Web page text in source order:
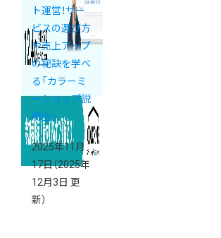
ト運営！サー
ビスの選び方
や売上アップ
の秘訣を学べ
る「カラーミ
ーショップ説
明会」
2025年11月
17日（2025年
12月3日 更
新）